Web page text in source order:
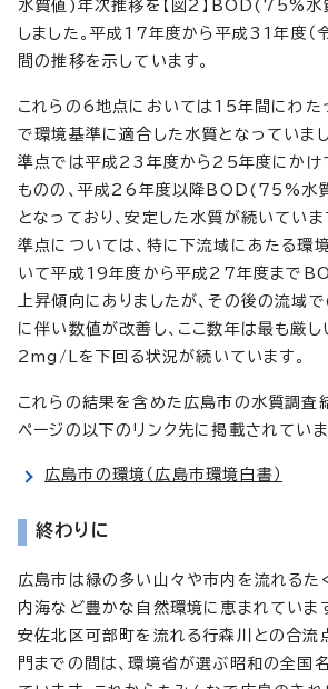
水質値)年次推移を【図2】BOD(75%水
しました。平成17年度から平成31年度（
間の推移を示しています。
これらの6地点においては15年間にわた
で環境基準に適合した水質となっていま
準点では平成23年度から25年度にかけ
ものの、平成26年度以降BOD(75%水
となっており、安定した水質が続いてい
準点については、特に下流域にあたる環
いて平成19年度から平成27年度まで
上昇傾向にありましたが、その後の流域
に伴い数値が改善し、ここ数年は最も厳
2mg/Lを下回る状況が続いています。
これらの結果を含めた広島市の水質調査
ページの以下のリンク先に掲載されていま
広島市の環境（広島市環境白書）
終わりに
広島市は緑の多い山々や市内を流れるた
内海など豊かな自然環境に恵まれていま
安佐北区可部町を流れる行森川との合流
門までの間は、環境省が選ぶ昭和の全国